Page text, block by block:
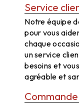
Service
Notre équipe
pour vous
chaque
un service
besoins et
agréable et